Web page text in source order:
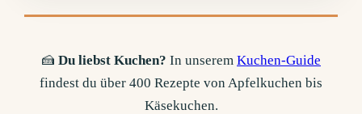
🍰 Du liebst Kuchen? In unserem Kuchen-Guide
findest du über 400 Rezepte von Apfelkuchen bis
Käsekuchen.